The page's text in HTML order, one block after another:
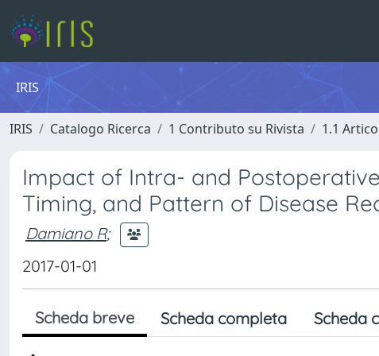
IRIS
IRIS Catalogo Ricerca 1 Contributo su Rivista 1.1
Impact of Intra- and
Timing, and Pattern of Disease
Damiano R;
2017-01-01
Scheda breve Scheda completa Scheda